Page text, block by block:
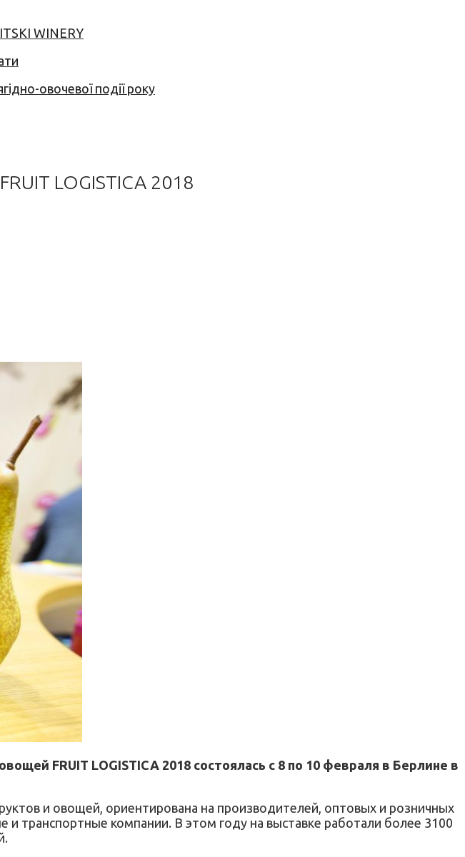
WINERY
овочевої події року
LOGISTICA 2018
FRUIT LOGISTICA 2018 состоялась с 8 по 10 февраля в Берлине в
и овощей, ориентирована на производителей, оптовых и розничных
транспортные компании. В этом году на выставке работали более 3100